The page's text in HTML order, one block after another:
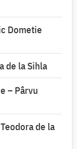
Dometie
de la Sihla
– Pârvu
de la